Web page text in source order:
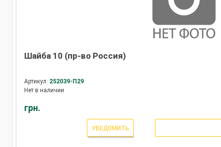
Шайба 10 (пр-во Россия)
Артикул: 252039-П29
Нет в наличии
грн.
УВЕДОМИТЬ